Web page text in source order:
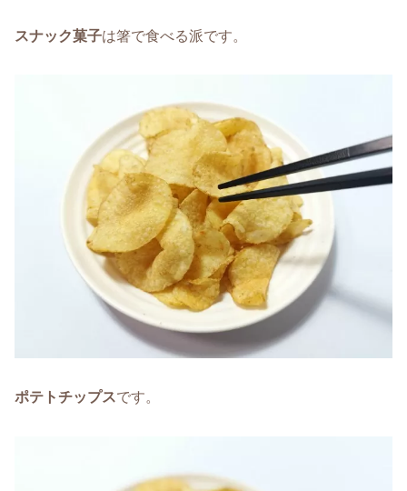
スナック菓子は箸で食べる派です。
ポテトチップスです。